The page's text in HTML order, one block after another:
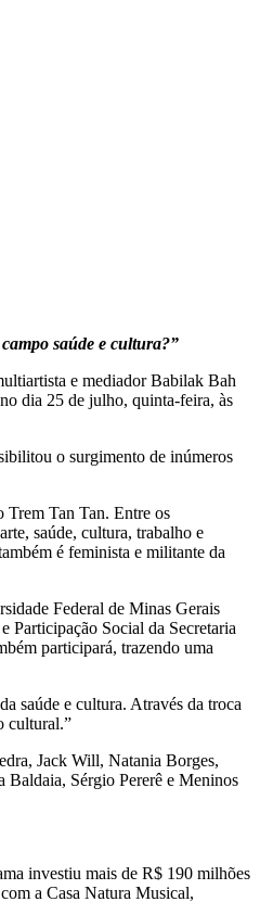
saúde e cultura?”
e mediador Babilak Bah
dia 25 de julho, quinta-feira, às
o surgimento de inúmeros
Trem Tan Tan. Entre os
saúde, cultura, trabalho e
é feminista e militante da
Federal de Minas Gerais
Participação Social da Secretaria
participará, trazendo uma
saúde e cultura. Através da troca
cultural.”
Jack Will, Natania Borges,
Baldaia, Sérgio Pererê e Meninos
investiu mais de R$ 190 milhões
a Casa Natura Musical,